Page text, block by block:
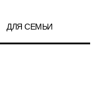
ДЛЯ СЕМЬИ